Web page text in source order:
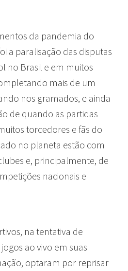
da pandemia do
a paralisação das disputas
no Brasil e em muitos
mais de um
nos gramados, e ainda
de quando as partidas
torcedores e fãs do
no planeta estão com
e, principalmente, de
nacionais e
na tentativa de
ao vivo em suas
optaram por reprisar